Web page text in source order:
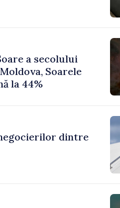
a secolului
Soarele
la 44%
dintre